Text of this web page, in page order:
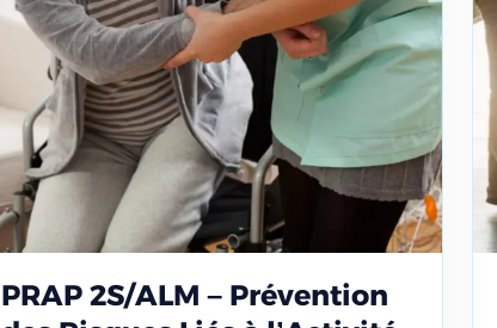
PRAP 2S/ALM – Prévention